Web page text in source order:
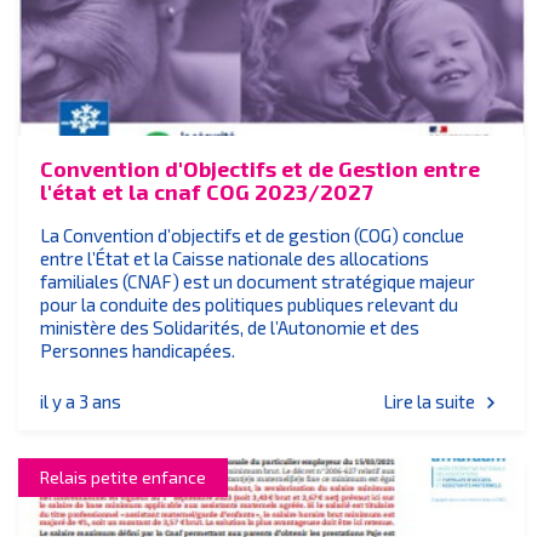
Convention d'Objectifs et de Gestion entre
l'état et la cnaf COG 2023/2027
La Convention d’objectifs et de gestion (COG) conclue
entre l’État et la Caisse nationale des allocations
familiales (CNAF) est un document stratégique majeur
pour la conduite des politiques publiques relevant du
ministère des Solidarités, de l’Autonomie et des
Personnes handicapées.
il y a 3 ans Lire la suite chevron_right
Relais petite enfance